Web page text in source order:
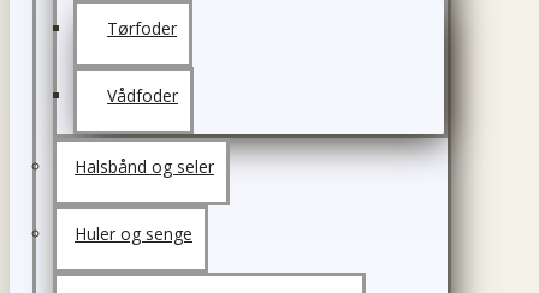
Tørfoder
Vådfoder
Halsbånd og seler
Huler og senge